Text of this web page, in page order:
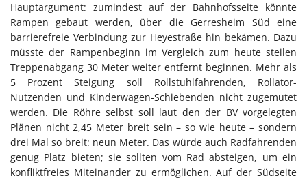
Hauptargument: zumindest auf der Bahnhofsseite könnte
Rampen gebaut werden, über die Gerresheim Süd eine
barrierefreie Verbindung zur Heyestraße hin bekämen. Dazu
müsste der Rampenbeginn im Vergleich zum heute steilen
Treppenabgang 30 Meter weiter entfernt beginnen. Mehr als
5 Prozent Steigung soll Rollstuhlfahrenden, Rollator-
Nutzenden und Kinderwagen-Schiebenden nicht zugemutet
werden. Die Röhre selbst soll laut den der BV vorgelegten
Plänen nicht 2,45 Meter breit sein – so wie heute – sondern
drei Mal so breit: neun Meter. Das würde auch Radfahrenden
genug Platz bieten; sie sollten vom Rad absteigen, um ein
konfliktfreies Miteinander zu ermöglichen. Auf der Südseite